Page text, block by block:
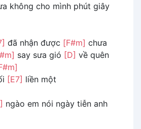
không cho mình phút giây
đã nhận được [F#m] chưa
say sưa gió [D] về quên
[E7] liền một
ngào em nói ngày tiễn anh